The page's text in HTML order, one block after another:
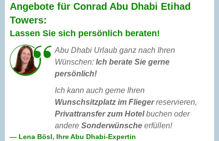
Angebote für Conrad Abu Dhabi Etihad
Towers:
Lassen Sie sich persönlich beraten!
Abu Dhabi Urlaub ganz nach Ihren
Wünschen: Ich berate Sie gerne
persönlich!
Ich kann auch gerne Ihren
Wunschsitzplatz im Fliegerreservieren,
Privattransfer zum Hotelbuchen oder
andere Sonderwünsche erfüllen!
— Lena Bösl, Ihre Abu Dhabi-Expertin